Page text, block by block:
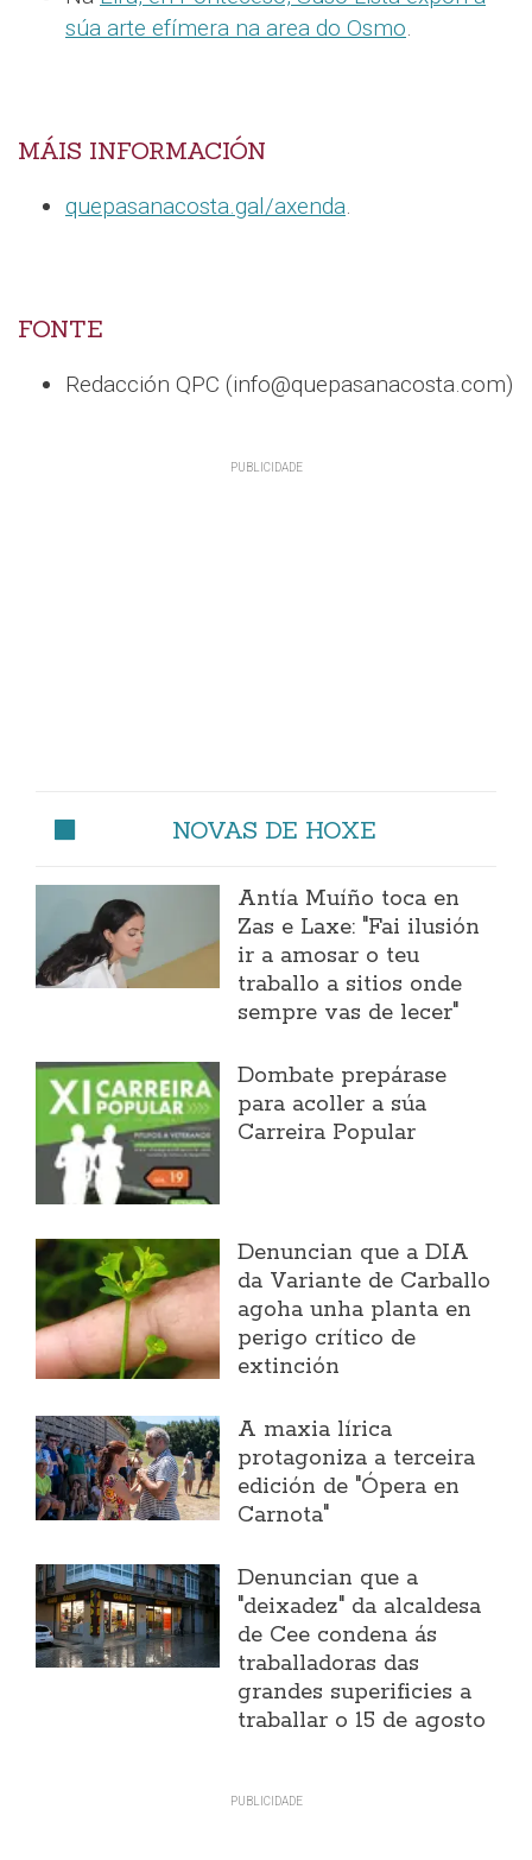
súa arte efímera na area do Osmo.
MÁIS INFORMACIÓN
quepasanacosta.gal/axenda.
FONTE
Redacción QPC (info@quepasanacosta.com)
NOVAS DE HOXE
Antía Muíño toca en
Zas e Laxe: "Fai ilusión
ir a amosar o teu
traballo a sitios onde
sempre vas de lecer"
Dombate prepárase
para acoller a súa
Carreira Popular
Denuncian que a DIA
da Variante de Carballo
agoha unha planta en
perigo crítico de
extinción
A maxia lírica
protagoniza a terceira
edición de "Ópera en
Carnota"
Denuncian que a
"deixadez" da alcaldesa
de Cee condena ás
traballadoras das
grandes superificies a
traballar o 15 de agosto